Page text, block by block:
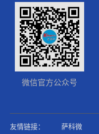
微信官方公众号
友情链接： 萨科微